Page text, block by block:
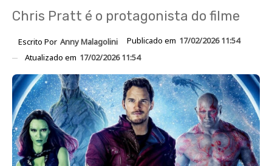
Chris Pratt é o protagonista do filme
Escrito Por Anny Malagolini Publicado em 17/02/2026 11:54
Atualizado em 17/02/2026 11:54